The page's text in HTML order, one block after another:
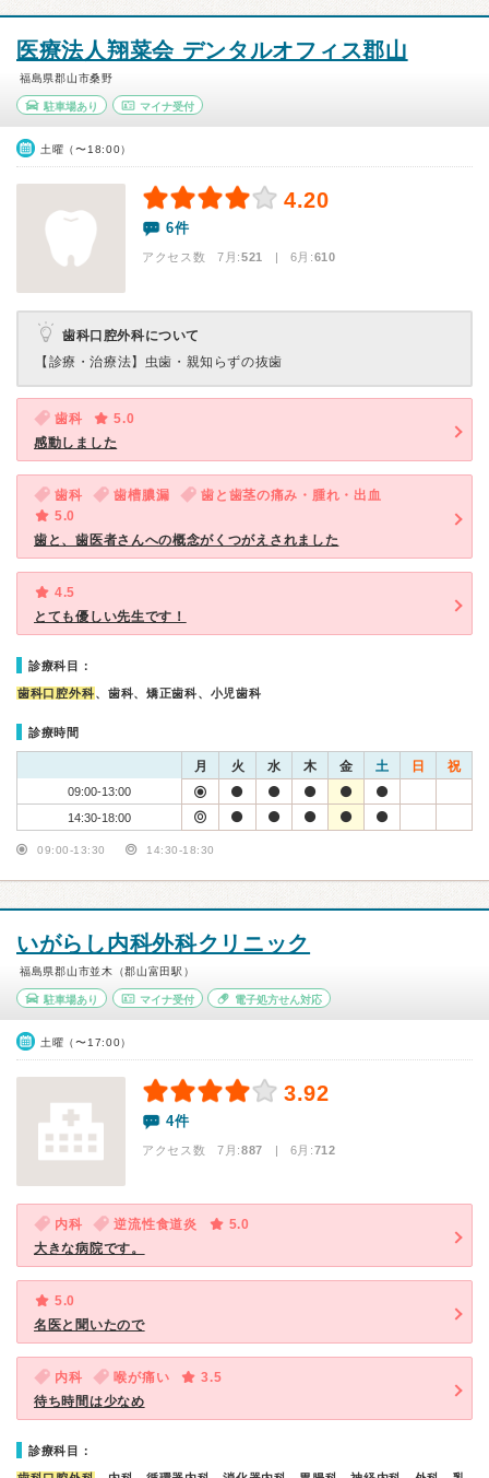
医療法人翔菜会 デンタルオフィス郡山
福島県郡山市桑野
駐車場あり マイナ受付
土曜（〜18:00）
4.20
6件
アクセス数 7月:521 | 6月:610
歯科口腔外科について
【診療・治療法】 虫歯・親知らずの抜歯
歯科
5.0
感動しました
歯科 歯槽膿漏
歯と歯茎の痛み・腫れ・出血
5.0
歯と、歯医者さんへの概念がくつがえされました
4.5
とても優しい先生です！
診療科目：
歯科口腔外科、歯科、矯正歯科、小児歯科
診療時間
月 火 水 木 金 土 日 祝
09:00-13:00
14:30-18:00
09:00-13:30 14:30-18:30
いがらし内科外科クリニック
福島県郡山市並木（郡山富田駅）
駐車場あり マイナ受付 電子処方せん対応
土曜（〜17:00）
3.92
4件
アクセス数 7月:887 | 6月:712
内科 逆流性食道炎
5.0
大きな病院です。
5.0
名医と聞いたので
内科 喉が痛い
3.5
待ち時間は少なめ
診療科目：